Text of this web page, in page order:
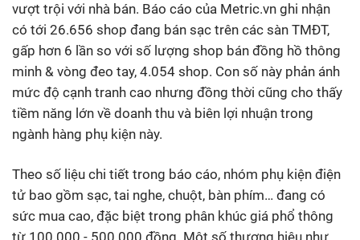
vượt trội với nhà bán. Báo cáo của Metric.vn ghi nhận
có tới 26.656 shop đang bán sạc trên các sàn TMĐT,
gấp hơn 6 lần so với số lượng shop bán đồng hồ thông
minh & vòng đeo tay, 4.054 shop. Con số này phản ánh
mức độ cạnh tranh cao nhưng đồng thời cũng cho thấy
tiềm năng lớn về doanh thu và biên lợi nhuận trong
ngành hàng phụ kiện này.
Theo số liệu chi tiết trong báo cáo, nhóm phụ kiện điện
tử bao gồm sạc, tai nghe, chuột, bàn phím… đang có
sức mua cao, đặc biệt trong phân khúc giá phổ thông